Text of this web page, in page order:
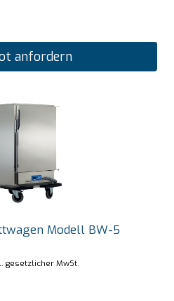
anfordern
Modell BW-5
gesetzlicher MwSt.